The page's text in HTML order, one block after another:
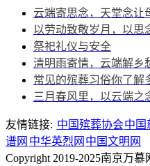
云端寄思念，天堂念让
以劳动致敬岁月，以思
祭祀礼仪与安全
清明雨寄情，云端解乡
常见的殡葬习俗你了解
三月春风里，以云端之
友情链接: 中国殡葬协会中国
谱网 中华英烈网 中国文明网
Copyright 2019-2025南京万